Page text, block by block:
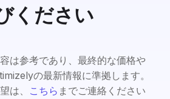
ください
は参考であり、最終的な価格や
の最新情報に準拠します。
は、 こちら までご連絡ください